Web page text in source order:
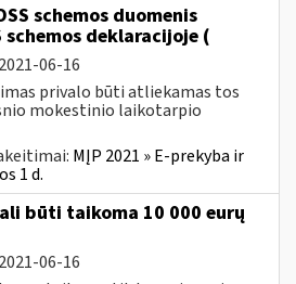
schemos duomenis
deklaracijoje (
2021-06-16
privalo būti atliekamas tos
mokestinio laikotarpio
MĮP 2021 » E-prekyba ir
1 d.
būti taikoma 10 000 eurų
2021-06-16